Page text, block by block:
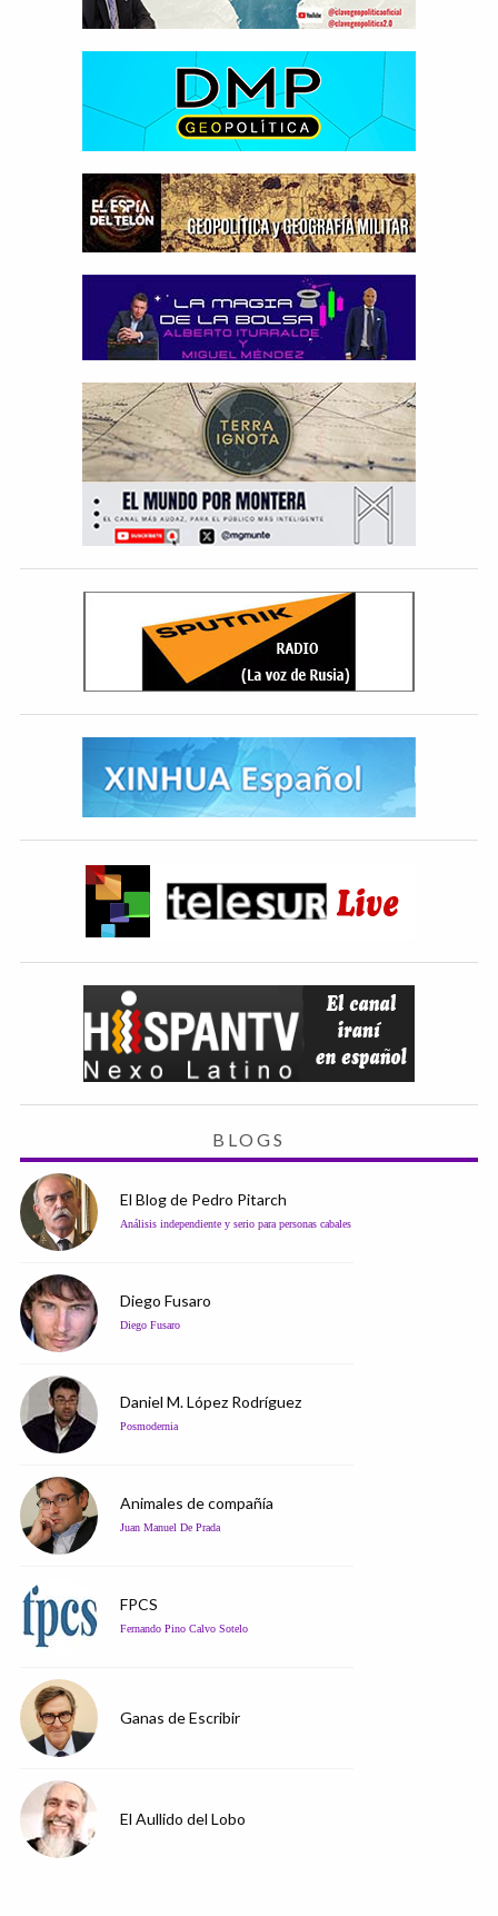
BLOGS
El Blog de Pedro Pitarch
Análisis independiente y serio para personas cabales
Diego Fusaro
Diego Fusaro
Daniel M. López Rodríguez
Posmodernia
Animales de compañía
Juan Manuel De Prada
FPCS
Fernando Pino Calvo Sotelo
Ganas de Escribir
El Aullido del Lobo